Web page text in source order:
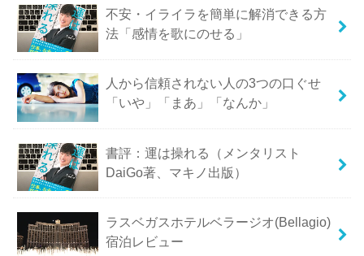
不安・イライラを簡単に解消できる方
法「感情を歌にのせる」
人から信頼されない人の3つの口ぐせ
「いや」「まあ」「なんか」
書評：運は操れる（メンタリスト
DaiGo著、マキノ出版）
ラスベガスホテルベラージオ(Bellagio)
宿泊レビュー